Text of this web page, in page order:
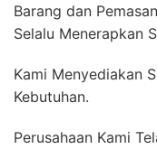
Barang dan
Selalu Menerapkan
Kami Menyediakan
Kebutuhan.
Perusahaan Kami